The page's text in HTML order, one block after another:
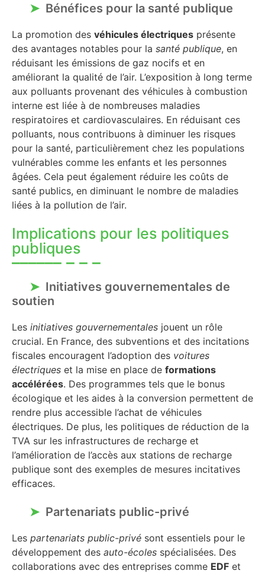
Bénéfices pour la santé publique
La promotion des véhicules électriques présente
des avantages notables pour la santé publique, en
réduisant les émissions de gaz nocifs et en
améliorant la qualité de l’air. L’exposition à long terme
aux polluants provenant des véhicules à combustion
interne est liée à de nombreuses maladies
respiratoires et cardiovasculaires. En réduisant ces
polluants, nous contribuons à diminuer les risques
pour la santé, particulièrement chez les populations
vulnérables comme les enfants et les personnes
âgées. Cela peut également réduire les coûts de
santé publics, en diminuant le nombre de maladies
liées à la pollution de l’air.
Implications pour les politiques
publiques
Initiatives gouvernementales de
soutien
Les initiatives gouvernementales jouent un rôle
crucial. En France, des subventions et des incitations
fiscales encouragent l’adoption des voitures
électriques et la mise en place de formations
accélérées. Des programmes tels que le bonus
écologique et les aides à la conversion permettent de
rendre plus accessible l’achat de véhicules
électriques. De plus, les politiques de réduction de la
TVA sur les infrastructures de recharge et
l’amélioration de l’accès aux stations de recharge
publique sont des exemples de mesures incitatives
efficaces.
Partenariats public-privé
Les partenariats public-privé sont essentiels pour le
développement des auto-écoles spécialisées. Des
collaborations avec des entreprises comme EDF et